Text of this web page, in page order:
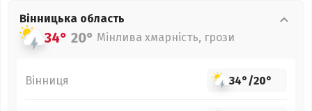
Вінницька область
34° 20° Мінлива хмарність, грози
Вінниця 34°/20°